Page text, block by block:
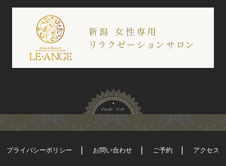
プライバシーポリシー お問い合わせ ご予約 アクセス